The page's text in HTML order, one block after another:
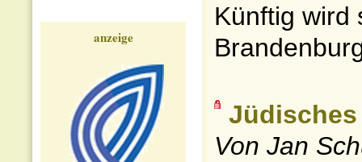
anzeige
Künftig wird
Von Jan